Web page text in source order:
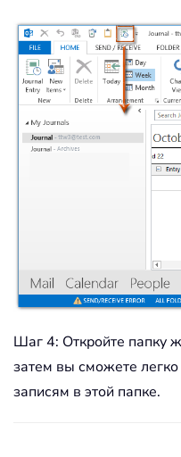
Шаг 4: Откройте папку
затем вы сможете легко
записям в этой папке.